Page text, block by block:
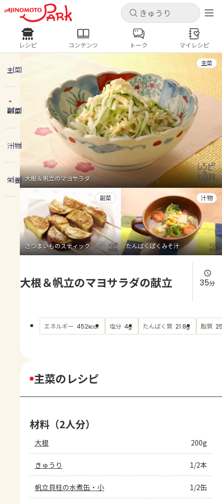
キャンセル
ログインするとレシピを保存できます
新規登録
ホーム
コンテンツ
レシピ
トーク
よくあるお問い合わせ
お買い物
AJINOMOTO PARK とは
キャンセル
レシピ コンテンツ
人気の食材・レシピ
きゅうり なす トマト
とうもろこし
ピーマン
みょうが ゴーヤ
レシピ コンテンツ トーク マイレシピ
主菜
副菜
汁物
栄養 大根＆帆立のマヨサラダ
主菜
さつまいものスティック
副菜
たんぱくぱくみそ汁
汁物
大根＆帆立のマヨサラダの献立 35分
エネルギー 452kcal 塩分 4g たんぱく質 21.8g 脂質
主菜のレシピ
材料（2人分）
大根 200g
きゅうり 1/2本
帆立貝柱の水煮缶・小 1/2缶